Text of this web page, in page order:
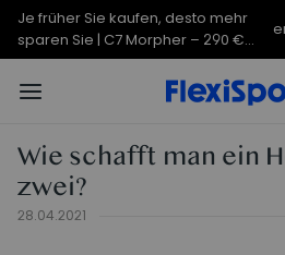
Je früher Sie kaufen, desto mehr
sparen Sie | C7 Morpher – 290 €
Rabatt
Wie schafft man ein
zwei?
28.04.2021